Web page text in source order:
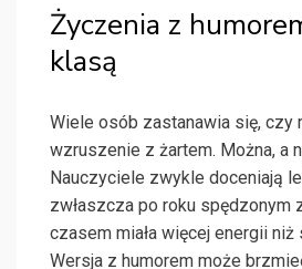
Życzenia z
klasą
Wiele osób zastanawia się, czy
wzruszenie z żartem. Można, a
Nauczyciele zwykle doceniają
zwłaszcza po roku spędzonym
czasem miała więcej energii
Wersja z humorem może